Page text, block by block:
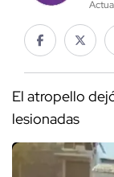
El atropello
lesionadas